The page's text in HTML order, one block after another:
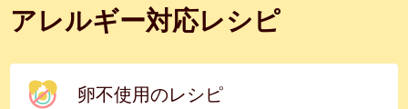
アレルギー対応レシピ
卵不使用のレシピ